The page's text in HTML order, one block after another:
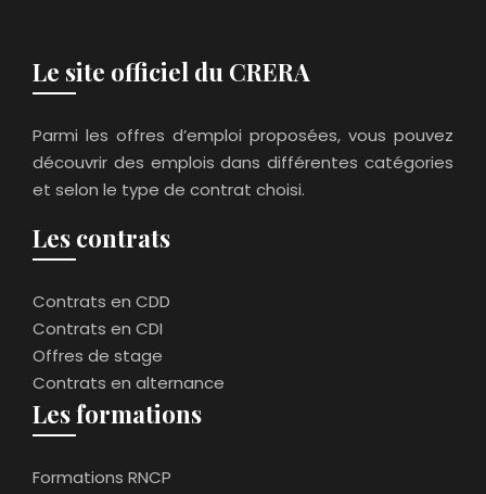
Le site officiel du CRERA
Parmi les offres d’emploi proposées, vous pouvez
découvrir des emplois dans différentes catégories
et selon le type de contrat choisi.
Les contrats
Contrats en CDD
Contrats en CDI
Offres de stage
Contrats en alternance
Les formations
Formations RNCP